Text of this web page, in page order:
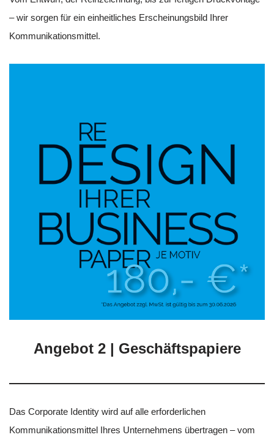
– wir sorgen für ein einheitliches Erscheinungsbild Ihrer
Kommunikationsmittel.
Angebot 2 | Geschäftspapiere
Das Corporate Identity wird auf alle erforderlichen
Kommunikationsmittel Ihres Unternehmens übertragen – vom